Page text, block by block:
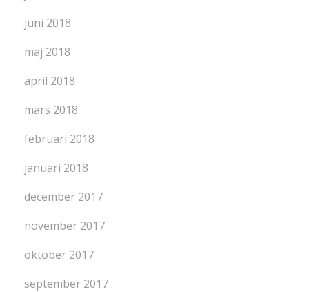
juni 2018
maj 2018
april 2018
mars 2018
februari 2018
januari 2018
december 2017
november 2017
oktober 2017
september 2017